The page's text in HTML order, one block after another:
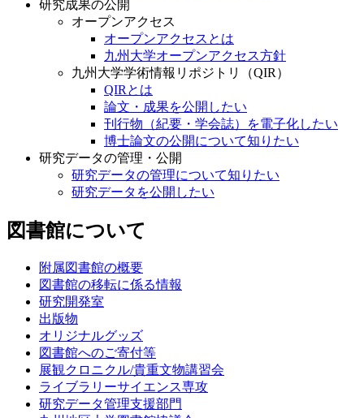
研究成果の公開
オープンアクセス
オープンアクセスとは
九州大学オープンアクセス方針
九州大学学術情報リポジトリ（QIR）
QIRとは
論文・成果を公開したい
刊行物（紀要・学会誌）を電子化したい
博士論文の公開について知りたい
研究データの管理・公開
研究データの管理について知りたい
研究データを公開したい
図書館について
附属図書館の概要
図書館の移転に係る情報
研究開発室
出版物
オリジナルグッズ
図書館へのご寄付等
展観クロニクル/貴重文物講習会
ライブラリーサイエンス専攻
研究データ管理支援部門